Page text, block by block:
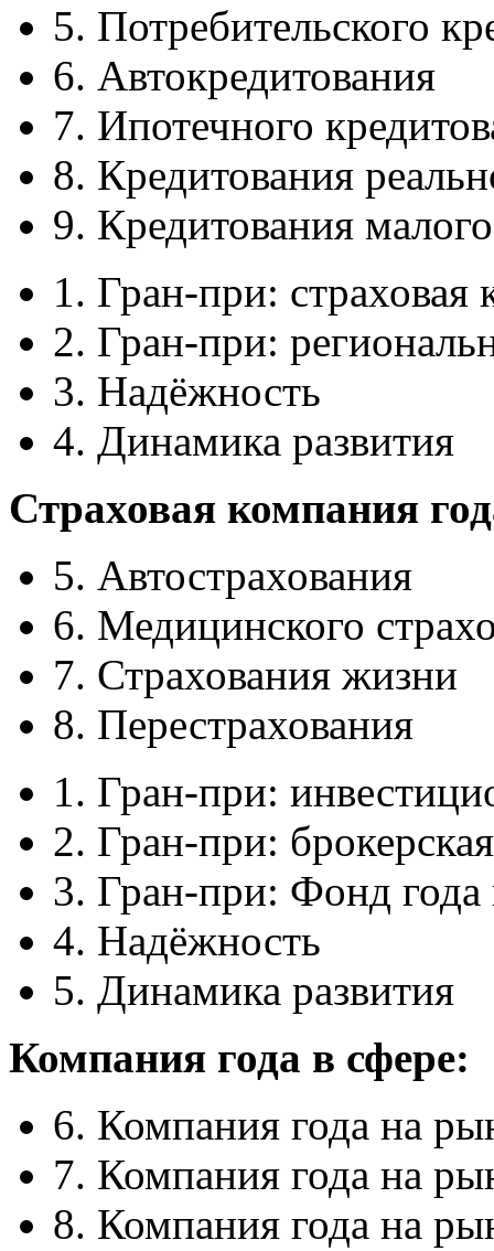
5. Потребительского
6. Автокредитования
7. Ипотечного
8. Кредитования
9. Кредитования
1. Гран-при: страховая
2. Гран-при:
3. Надёжность
4. Динамика развития
Страховая компания
5. Автострахования
6. Медицинского
7. Страхования жизни
8. Перестрахования
1. Гран-при:
2. Гран-при:
3. Гран-при: Фонд
4. Надёжность
5. Динамика развития
Компания года в сфере:
6. Компания года на
7. Компания года на
8. Компания года на